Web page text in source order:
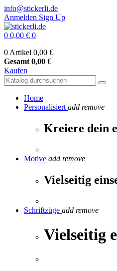
info@stickerli.de
Anmelden Sign Up
0 0,00 € 0
0 Artikel 0,00 €
Gesamt 0,00 €
Kaufen
Home
Personalisiert add remove
Kreiere dein
Motive add remove
Vielseitig
Schriftzüge add remove
Vielseitig